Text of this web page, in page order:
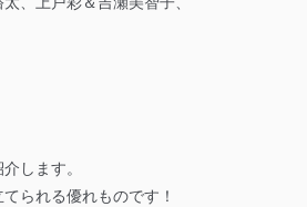
します。
られる優れものです！